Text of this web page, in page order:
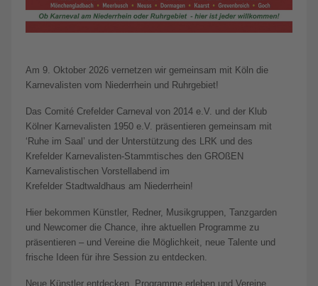
Am 9. Oktober 2026 vernetzen wir gemeinsam mit Köln die
Karnevalisten vom Niederrhein und Ruhrgebiet!
Das Comité Crefelder Carneval von 2014 e.V. und der Klub
Kölner Karnevalisten 1950 e.V. präsentieren gemeinsam mit
‘Ruhe im Saal’ und der Unterstützung des LRK und des
Krefelder Karnevalisten-Stammtisches den GROßEN
Karnevalistischen Vorstellabend im
Krefelder Stadtwaldhaus am Niederrhein!
Hier bekommen Künstler, Redner, Musikgruppen, Tanzgarden
und Newcomer die Chance, ihre aktuellen Programme zu
präsentieren – und Vereine die Möglichkeit, neue Talente und
frische Ideen für ihre Session zu entdecken.
Neue Künstler entdecken, Programme erleben und Vereine